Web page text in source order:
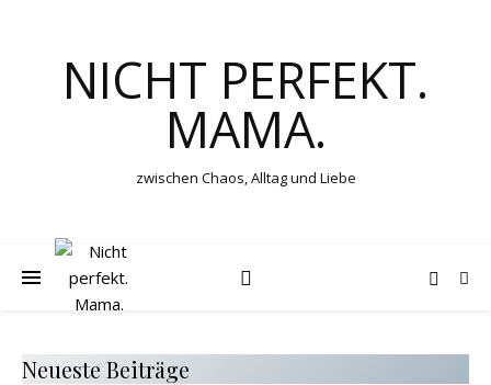
NICHT PERFEKT.
MAMA.
zwischen Chaos, Alltag und Liebe
Neueste Beiträge